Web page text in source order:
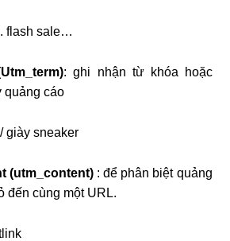
flash sale…
: ghi nhận từ khóa hoặc
quảng cáo
giày sneaker
(utm_content): để phân biệt quảng
đến cùng một URL.